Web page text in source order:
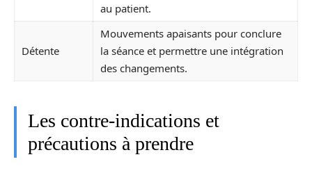
au patient.
Détente
Mouvements apaisants pour conclure
la séance et permettre une intégration
des changements.
Les contre-indications et
précautions à prendre